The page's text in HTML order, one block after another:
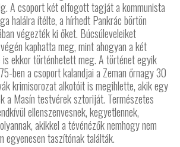
A csoport két elfogott tagját a kommunista
halálra ítélte, a hírhedt Pankrác börtön
végezték ki őket. Búcsúleveleiket
kaphatta meg, mint ahogyan a két
ekkor történhetett meg. A történet egyik
ben a csoport kalandjai a Zeman őrnagy 30
krimisorozat alkotóit is megihlette, akik egy
a Masín testvérek sztoriját. Természetes
ellenszenvesnek, kegyetlennek,
akikkel a tévénézők nemhogy nem
egyenesen taszítónak találták.